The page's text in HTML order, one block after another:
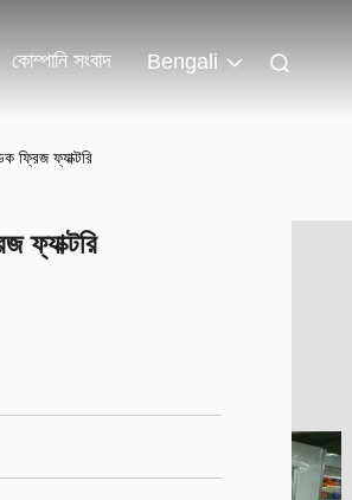
কোম্পানি সংবাদ Bengali
ফ্রিজ ফ্যাক্টরি
ফ্যাক্টরি